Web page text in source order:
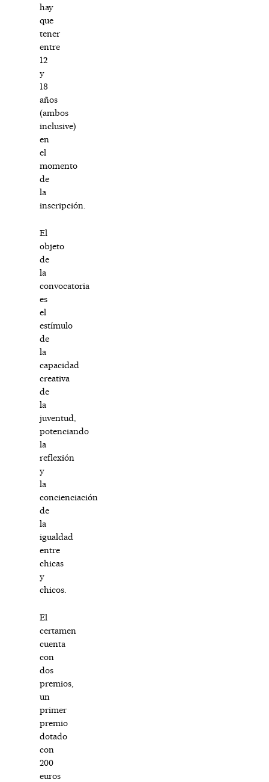
hay
que
tener
entre
12
y
18
años
(ambos
inclusive)
en
el
momento
de
la
inscripción.
El
objeto
de
la
convocatoria
es
el
estímulo
de
la
capacidad
creativa
de
la
juventud,
potenciando
la
reflexión
y
la
concienciación
de
la
igualdad
entre
chicas
y
chicos.
El
certamen
cuenta
con
dos
premios,
un
primer
premio
dotado
con
200
euros